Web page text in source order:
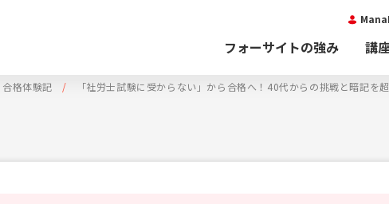
フォーサイトの強み 講
合格体験記 「社労士試験に受からない」から合格へ！40代からの挑戦と暗記を